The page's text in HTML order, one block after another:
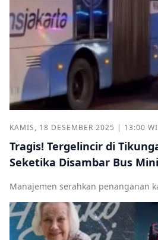
KAMIS, 18 DESEMBER 2025 | 13:00
Tragis! Tergelincir di
Seketika Disambar Bus
Manajemen serahkan penanganan